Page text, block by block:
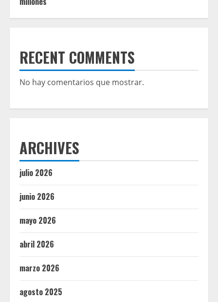
RECENT COMMENTS
No hay comentarios que mostrar.
ARCHIVES
julio 2026
junio 2026
mayo 2026
abril 2026
marzo 2026
agosto 2025